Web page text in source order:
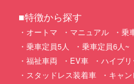
■特徴から探す
オートマ マニュアル 乗
乗車定員5人
乗車定員6人~
福祉車両
EV車 ハイブ
スタッドレス装着車
キャ